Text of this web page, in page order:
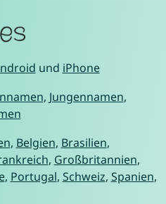
und iPhone
, Jungennamen,
, Belgien, Brasilien,
, Großbritannien,
, Portugal, Schweiz, Spanien,